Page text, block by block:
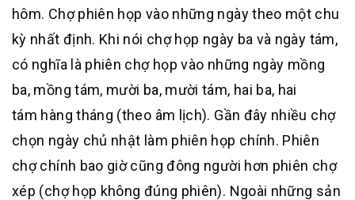
hôm. Chợ phiên họp vào những ngày theo một chu
kỳ nhất định. Khi nói chợ họp ngày ba và ngày tám,
có nghĩa là phiên chợ họp vào những ngày mồng
ba, mồng tám, mười ba, mười tám, hai ba, hai
tám hàng tháng (theo âm lịch). Gần đây nhiều chợ
chọn ngày chủ nhật làm phiên họp chính. Phiên
chợ chính bao giờ cũng đông người hơn phiên chợ
xép (chợ họp không đúng phiên). Ngoài những sản